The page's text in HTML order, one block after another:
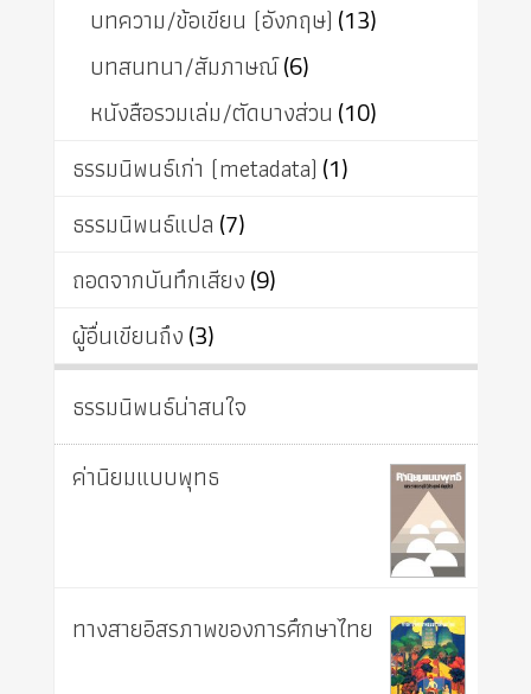
บทความ/ข้อเขียน (อังกฤษ) (13)
บทสนทนา/สัมภาษณ์(6)
หนังสือรวมเล่ม/ตัดบางส่วน (10)
ธรรมนิพนธ์เก่า (metadata) (1)
ธรรมนิพนธ์แปล (7)
ถอดจากบันทึกเสียง(9)
ผู้อื่นเขียนถึง(3)
ธรรมนิพนธ์น่าสนใจ
ค่านิยมแบบพุทธ
ทางสายอิสรภาพของการศึกษาไทย